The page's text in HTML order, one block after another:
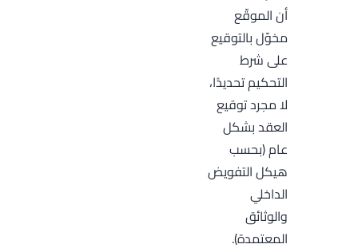
أن الموقّع
مخوّل بالتوقيع
على شرط
التحكيم تحديدًا،
لا مجرد توقيع
العقد بشكل
عام (بحسب
هيكل التفويض
الداخلي
والوثائق
المعتمدة).